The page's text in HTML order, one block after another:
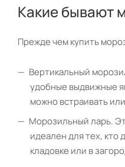
Какие бывают
Прежде чем купить
Вертикальный
удобные выдвижные
можно встраивать
Морозильный ларь.
идеален для тех, кто
кладовке или в